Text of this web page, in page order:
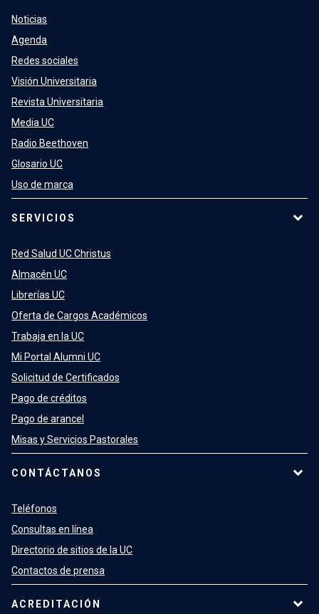
Noticias
Agenda
Redes sociales
Visión Universitaria
Revista Universitaria
Media UC
Radio Beethoven
Glosario UC
Uso de marca
SERVICIOS
Red Salud UC Christus
Almacén UC
Librerías UC
Oferta de Cargos Académicos
Trabaja en la UC
Mi Portal Alumni UC
Solicitud de Certificados
Pago de créditos
Pago de arancel
Misas y Servicios Pastorales
CONTÁCTANOS
Teléfonos
Consultas en línea
Directorio de sitios de la UC
Contactos de prensa
ACREDITACIÓN